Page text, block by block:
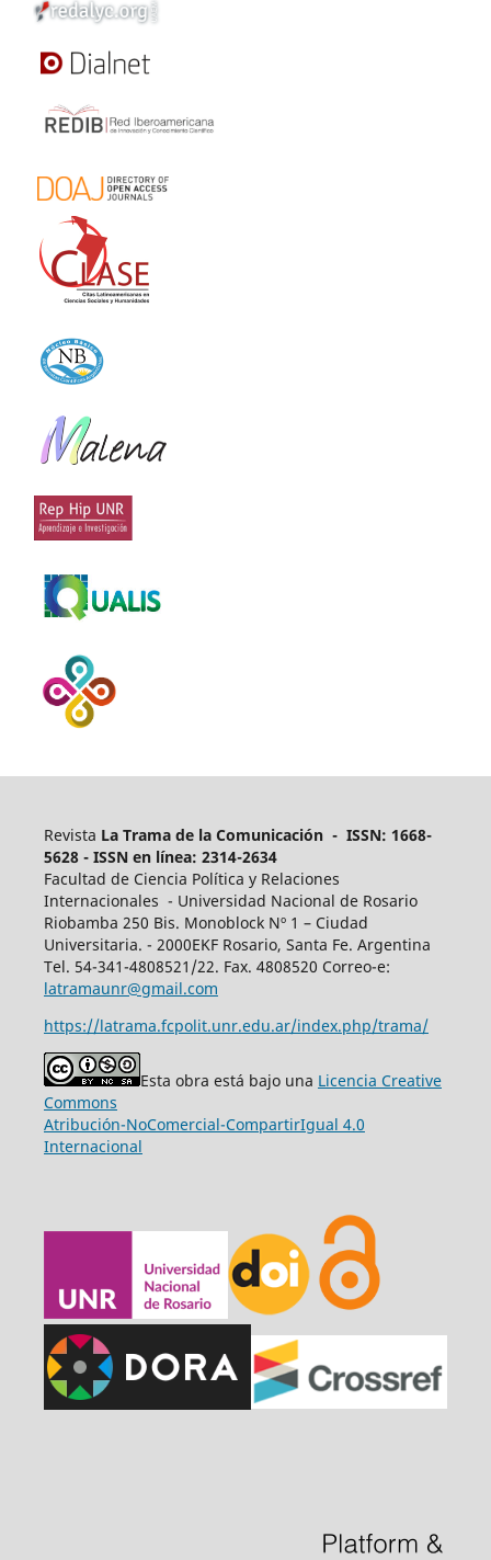
Revista La Trama de la Comunicación - ISSN: 1668-
5628 - ISSN en línea: 2314-2634
Facultad de Ciencia Política y Relaciones
Internacionales - Universidad Nacional de Rosario
Riobamba 250 Bis. Monoblock Nº 1 – Ciudad
Universitaria. - 2000EKF Rosario, Santa Fe. Argentina
Tel. 54-341-4808521/22. Fax. 4808520 Correo-e:
latramaunr@gmail.com
https://latrama.fcpolit.unr.edu.ar/index.php/trama/
Esta obra está bajo una Licencia Creative
Commons
Atribución-NoComercial-CompartirIgual 4.0
Internacional